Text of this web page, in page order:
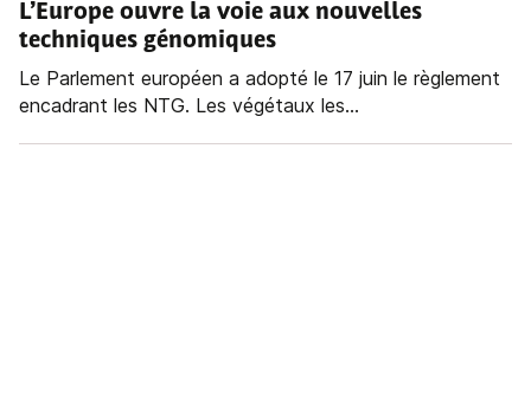
L’Europe ouvre la voie aux nouvelles
techniques génomiques
Le Parlement européen a adopté le 17 juin le règlement
encadrant les NTG. Les végétaux les...